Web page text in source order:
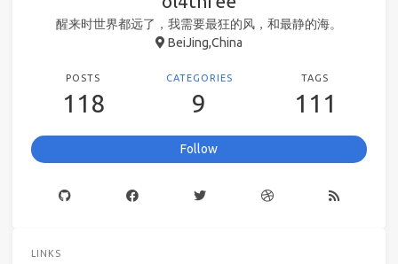
醒来时世界都远了，我需要最狂的风，和最静的海。
BeiJing,China
POSTS
118
CATEGORIES
9
TAGS
111
Follow
LINKS